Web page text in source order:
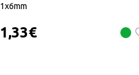
1x6mm
1,33€